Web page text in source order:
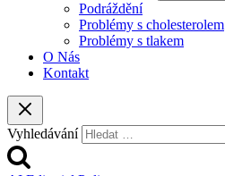
Podráždění
Problémy s cholesterolem
Problémy s tlakem
O Nás
Kontakt
Vyhledávání